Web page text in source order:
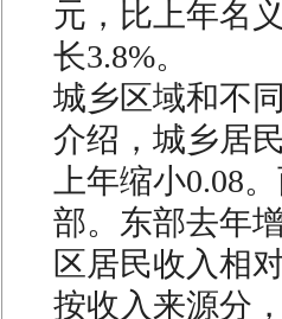
元，比上年名
长3.8%。
城乡区域和不
介绍，城乡居
上年缩小0.08
部。东部去年
区居民收入相
按收入来源分